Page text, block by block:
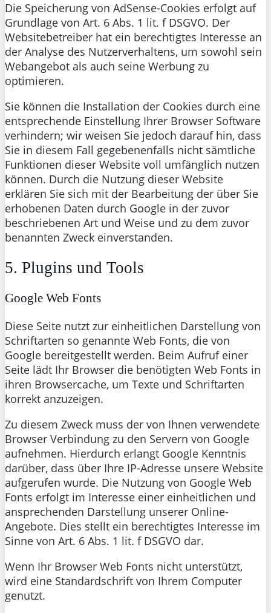
Die Speicherung von AdSense-Cookies erfolgt auf
Grundlage von Art. 6 Abs. 1 lit. f DSGVO. Der
Websitebetreiber hat ein berechtigtes Interesse an
der Analyse des Nutzerverhaltens, um sowohl sein
Webangebot als auch seine Werbung zu
optimieren.
Sie können die Installation der Cookies durch eine
entsprechende Einstellung Ihrer Browser Software
verhindern; wir weisen Sie jedoch darauf hin, dass
Sie in diesem Fall gegebenenfalls nicht sämtliche
Funktionen dieser Website voll umfänglich nutzen
können. Durch die Nutzung dieser Website
erklären Sie sich mit der Bearbeitung der über Sie
erhobenen Daten durch Google in der zuvor
beschriebenen Art und Weise und zu dem zuvor
benannten Zweck einverstanden.
5. Plugins und Tools
Google Web Fonts
Diese Seite nutzt zur einheitlichen Darstellung von
Schriftarten so genannte Web Fonts, die von
Google bereitgestellt werden. Beim Aufruf einer
Seite lädt Ihr Browser die benötigten Web Fonts in
ihren Browsercache, um Texte und Schriftarten
korrekt anzuzeigen.
Zu diesem Zweck muss der von Ihnen verwendete
Browser Verbindung zu den Servern von Google
aufnehmen. Hierdurch erlangt Google Kenntnis
darüber, dass über Ihre IP-Adresse unsere Website
aufgerufen wurde. Die Nutzung von Google Web
Fonts erfolgt im Interesse einer einheitlichen und
ansprechenden Darstellung unserer Online-
Angebote. Dies stellt ein berechtigtes Interesse im
Sinne von Art. 6 Abs. 1 lit. f DSGVO dar.
Wenn Ihr Browser Web Fonts nicht unterstützt,
wird eine Standardschrift von Ihrem Computer
genutzt.